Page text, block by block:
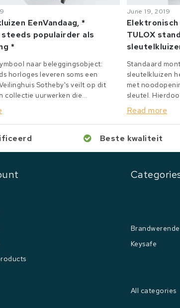
EenVandaag, *
populairder als
*
naar beleggingsobject:
horloges leveren soms een
Sotheby's veilt op dit
collectie uurwerken die...
June 19, 2019
TULOX
Standaard
sleutelkluizen
met
sleutel.
Read more
Beste kwaliteit
Keysafe
All categories